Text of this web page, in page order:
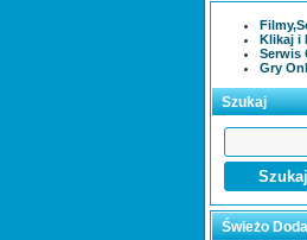
Klikaj i
Serwis
Gry
Szukaj
Świeżo